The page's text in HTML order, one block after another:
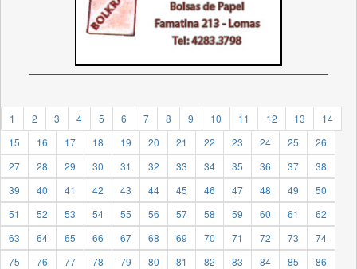
1 2 3 4 5 6 7 8 9 10 11 12 13
14
15
16 17 18 19 20 21 22 23 24 25
26
27
28 29 30 31 32 33 34 35 36 37
38
39
40 41 42 43 44 45 46 47 48 49
50
51
52 53 54 55 56 57 58 59 60 61
62
63
64 65 66 67 68 69 70 71 72 73
74
75
76 77 78 79 80 81 82 83 84 85
86